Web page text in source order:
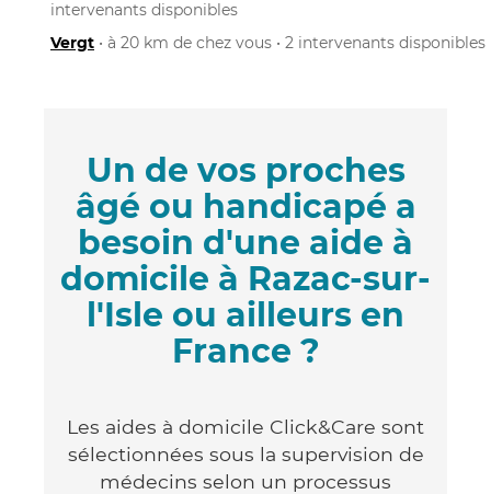
intervenants disponibles
Vergt • à 20 km de chez vous • 2 intervenants disponibles
Un de vos proches
âgé ou handicapé a
besoin d'une aide à
domicile à Razac-sur-
l'Isle ou ailleurs en
France ?
Les aides à domicile Click&Care sont
sélectionnées sous la supervision de
médecins selon un processus